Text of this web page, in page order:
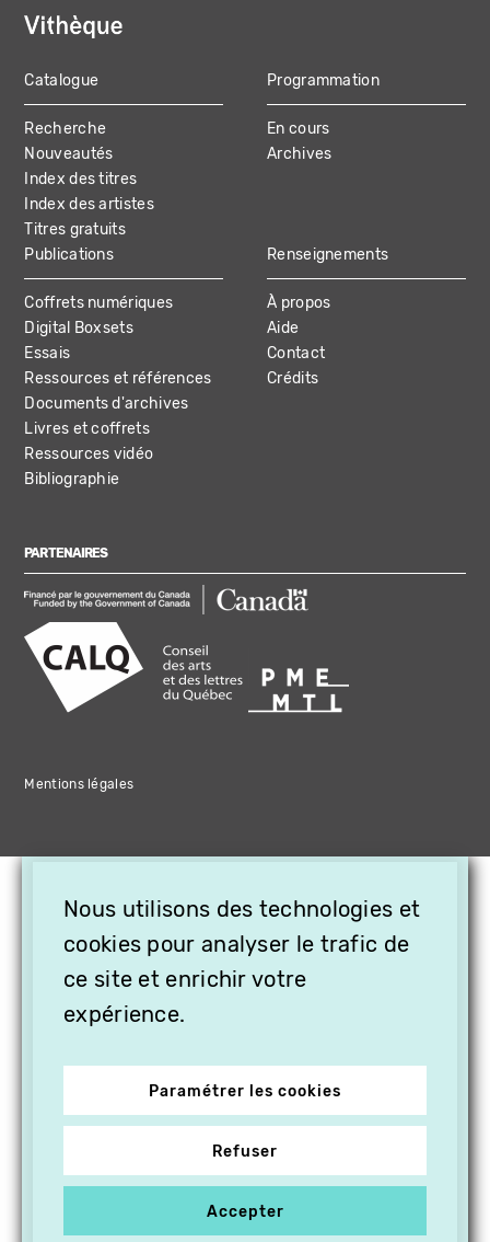
MAIN
NAVIGATION
Catalogue
Recherche
Nouveautés
Index des titres
Index des artistes
Titres gratuits
Programmation
En cours
Archives
Publications
Coffrets numériques
Digital Boxsets
Essais
Ressources et références
Documents d'archives
Livres et coffrets
Ressources vidéo
Bibliographie
Renseignements
À propos
Aide
Contact
Crédits
PARTENAIRES
Mentions légales
Nous utilisons des technologies et
cookies pour analyser le trafic de
ce site et enrichir votre
expérience.
Paramétrer les cookies
Refuser
Accepter
OFFREZ LA VIDÉO EN
CADEAU, ABONNEZ VOS
PROCHES À VITHÈQUE !